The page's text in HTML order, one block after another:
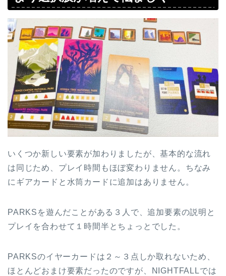
いくつか新しい要素が加わりましたが、基本的な流れ
は同じため、プレイ時間もほぼ変わりません。ちなみ
にギアカードと水筒カードに追加はありません。
PARKSを遊んだことがある３人で、追加要素の説明と
プレイを合わせて１時間半とちょっとでした。
PARKSのイヤーカードは２～３点しか取れないため、
ほとんどおまけ要素だったのですが、NIGHTFALLでは